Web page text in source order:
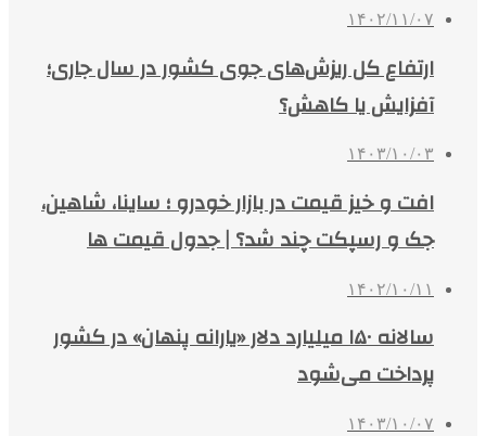
۱۴۰۲/۱۱/۰۷
ارتفاع کل ریزش‌های جوی کشور در سال جاری؛
آفزایش یا کاهش؟
۱۴۰۳/۱۰/۰۳
افت و خیز قیمت در بازار خودرو ؛ ساینا، شاهین،
جک و رسپکت چند شد؟ | جدول قیمت ها
۱۴۰۲/۱۰/۱۱
سالانه ۱۵۰ میلیارد دلار «یارانه پنهان» در کشور
پرداخت می‌شود
۱۴۰۳/۱۰/۰۷